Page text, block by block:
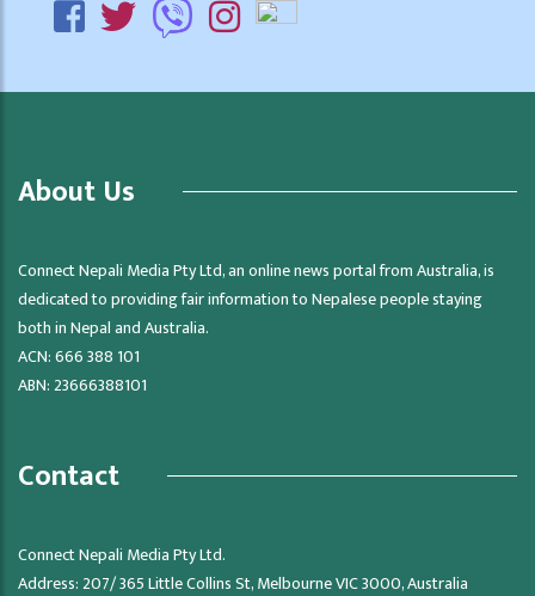
About Us
Connect Nepali Media Pty Ltd, an online news portal from Australia, is
dedicated to providing fair information to Nepalese people staying
both in Nepal and Australia.
ACN: 666 388 101
ABN: 23666388101
Contact
Connect Nepali Media Pty Ltd.
Address: 207/ 365 Little Collins St, Melbourne VIC 3000, Australia